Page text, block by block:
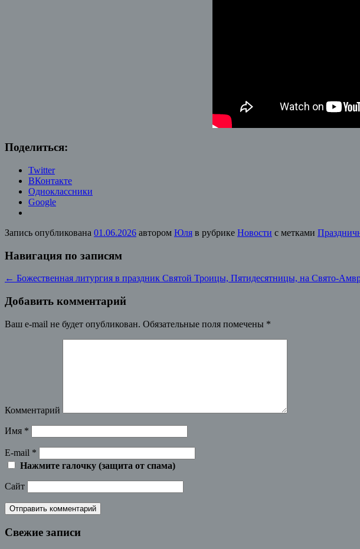
Поделиться:
Twitter
ВКонтакте
Одноклассники
Google
Запись опубликована 01.06.2026 автором Юля в рубрике Новости с метками
Навигация по записям
← Божественная литургия в праздник Святой Троицы, Пятидесятницы, на Свято-
Добавить комментарий
Ваш e-mail не будет опубликован. Обязательные поля помечены *
Комментарий
Имя *
E-mail *
Нажмите галочку (защита от спама)
Сайт
Свежие записи